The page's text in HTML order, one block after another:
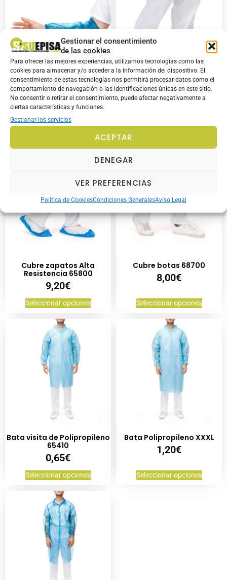
Gestionar el consentimiento
de las cookies
Para ofrecer las mejores experiencias, utilizamos tecnologías como las
cookies para almacenar y/o acceder a la información del dispositivo. El
consentimiento de estas tecnologías nos permitirá procesar datos como el
comportamiento de navegación o las identificaciones únicas en este sitio.
No consentir o retirar el consentimiento, puede afectar negativamente a
ciertas características y funciones.
Gestionar los servicios
ACEPTAR
DENEGAR
VER PREFERENCIAS
Política de CookiesCondiciones GeneralesAviso Legal
Manguito de Polietileno
62302
2,80
Cubre zapatos
Polipropileno 68300
Cubre zapatos Alta
Resistencia 65800
9,20€
Seleccionar opciones
Cubre botas 68700
8,00€
Seleccionar opciones
Bata visita de Polipropileno
65410
0,65€
Seleccionar opciones
Bata Polipropileno XXXL
1,20€
Seleccionar opciones